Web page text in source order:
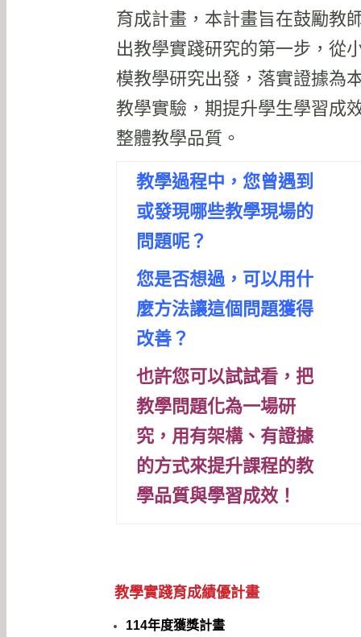
育成計畫，本計畫旨在鼓勵教
出教學實踐研究的第一步，從
模教學研究出發，落實證據為
教學實驗，期提升學生學習成
整體教學品質。
教學過程中，您曾遇到
或發現哪些教學現場的
問題呢？
您是否想過，可以用什
麼方法讓這個問題獲得
改善？
也許您可以試試看，把
教學問題化為一場研
究， 用有架構、有證據
的方式來提升課程的教
學品質與學習成效！
教學實踐育成績優計畫
114年度獲獎計畫